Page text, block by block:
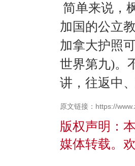
简单来说，
加国的公立
加拿大护照
世界第九)。
讲，往返中
原文链接：https://
版权声明：
媒体转载。